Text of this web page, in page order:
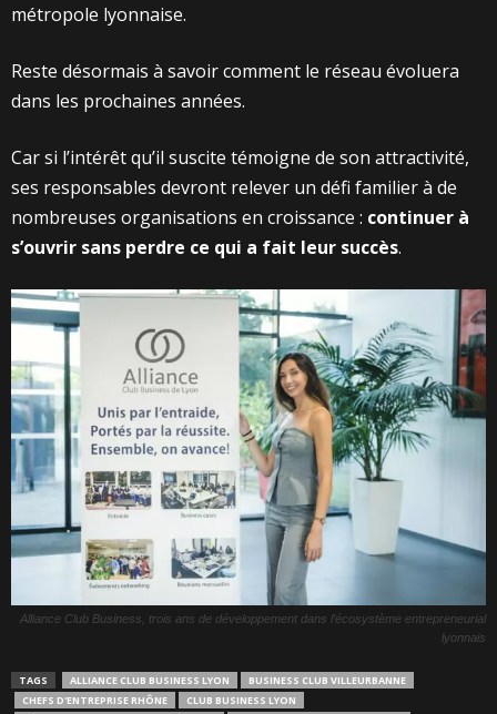
métropole lyonnaise.
Reste désormais à savoir comment le réseau évoluera
dans les prochaines années.
Car si l’intérêt qu’il suscite témoigne de son attractivité,
ses responsables devront relever un défi familier à de
nombreuses organisations en croissance : continuer à
s’ouvrir sans perdre ce qui a fait leur succès.
Alliance Club Business, trois ans de développement dans l’écosystème entrepreneurial
lyonnais
TAGS ALLIANCE CLUB BUSINESS LYON
BUSINESS CLUB VILLEURBANNE
CHEFS D'ENTREPRISE RHÔNE
CLUB BUSINESS LYON